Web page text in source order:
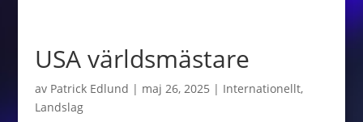
USA världsmästare
av Patrick Edlund | maj 26, 2025 | Internationellt,
Landslag